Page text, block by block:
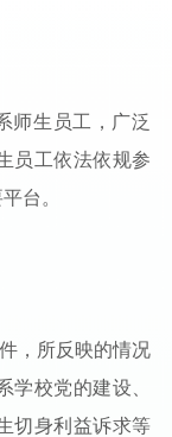
师生员工，广泛
员工依法依规参
台。
，所反映的情况
学校党的建设、
切身利益诉求等